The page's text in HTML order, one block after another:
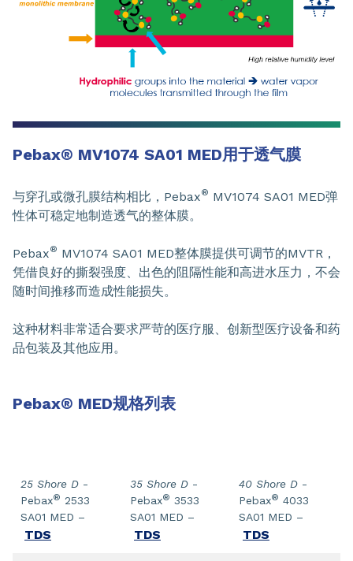
Pebax® MV1074 SA01 MED用于透气膜
与穿孔或微孔膜结构相比，Pebax® MV1074 SA01 MED弹
性体可稳定地制造透气的整体膜。
Pebax® MV1074 SA01 MED整体膜提供可调节的MVTR，
凭借良好的撕裂强度、出色的阻隔性能和高进水压力，不会
随时间推移而造成性能损失。
这种材料非常适合要求严苛的医疗服、创新型医疗设备和药
品包装及其他应用。
Pebax® MED规格列表
25 Shore D -
Pebax® 2533
SA01 MED –
TDS
35 Shore D -
Pebax® 3533
SA01 MED –
TDS
40 Shore D -
Pebax® 4033
SA01 MED –
TDS